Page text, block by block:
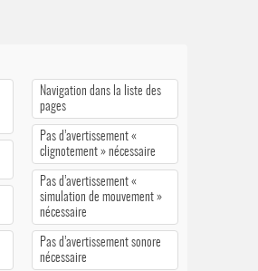
Navigation dans la liste des
pages
Pas d’avertissement «
clignotement » nécessaire
Pas d’avertissement «
simulation de mouvement »
nécessaire
Pas d’avertissement sonore
nécessaire